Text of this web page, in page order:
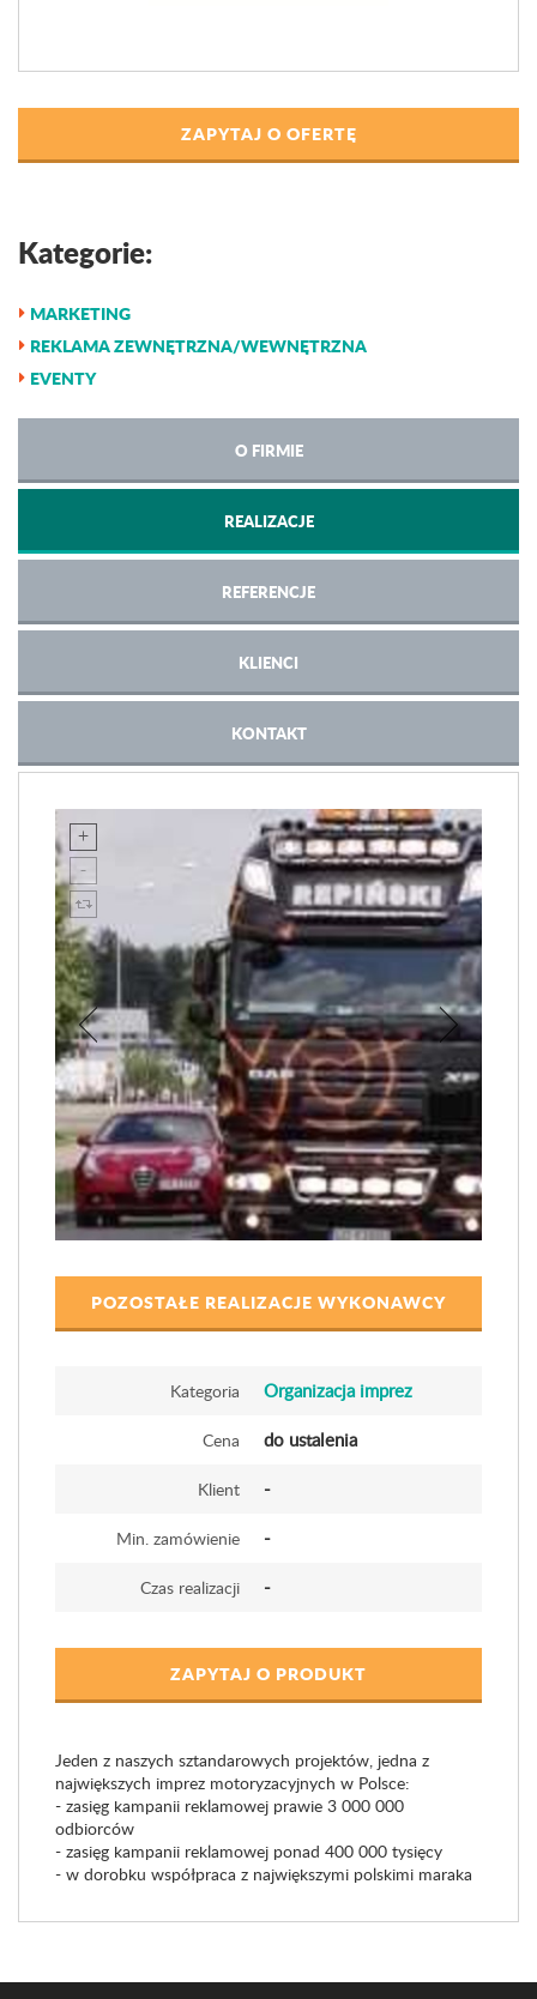
ZAPYTAJ O OFERTĘ
Kategorie:
MARKETING
REKLAMA ZEWNĘTRZNA/WEWNĘTRZNA
EVENTY
O FIRMIE
REALIZACJE
REFERENCJE
KLIENCI
KONTAKT
POZOSTAŁE REALIZACJE WYKONAWCY
Kategoria Organizacja imprez
Cena do ustalenia
Klient -
Min. zamówienie -
Czas realizacji -
ZAPYTAJ O PRODUKT
Jeden z naszych sztandarowych projektów, jedna z
największych imprez motoryzacyjnych w Polsce:
- zasięg kampanii reklamowej prawie 3 000 000
odbiorców
- zasięg kampanii reklamowej ponad 400 000 tysięcy
- w dorobku współpraca z największymi polskimi maraka